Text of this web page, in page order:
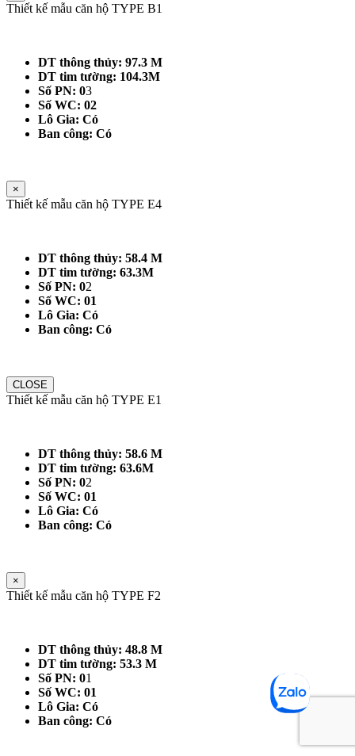
Thiết kế mẫu căn hộ TYPE B1
DT thông thủy: 97.3 M
DT tim tường: 104.3M
Số PN: 03
Số WC: 02
Lô Gia: Có
Ban công: Có
×
Thiết kế mẫu căn hộ TYPE E4
DT thông thủy: 58.4 M
DT tim tường: 63.3M
Số PN: 02
Số WC: 01
Lô Gia: Có
Ban công: Có
CLOSE
Thiết kế mẫu căn hộ TYPE E1
DT thông thủy: 58.6 M
DT tim tường: 63.6M
Số PN: 02
Số WC: 01
Lô Gia: Có
Ban công: Có
×
Thiết kế mẫu căn hộ TYPE F2
DT thông thủy: 48.8 M
DT tim tường: 53.3 M
Số PN: 01
Số WC: 01
Lô Gia: Có
Ban công: Có